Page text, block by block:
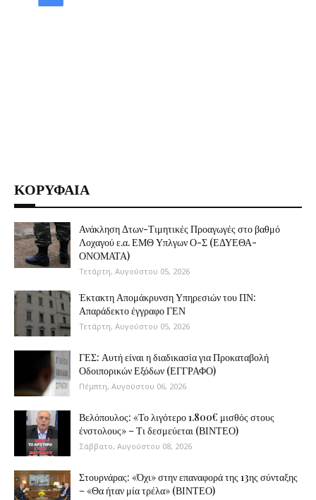
ΚΟΡΥΦΑΙΑ
Ανάκληση Δτων-Τιμητικές Προαγωγές στο βαθμό
Λοχαγού ε.α. ΕΜΘ Υπλγων Ο-Σ (ΕΔΥΕΘΑ-
ΟΝΟΜΑΤΑ)
Τετάρτη, Αυγούστου 05, 2026
Έκτακτη Απομάκρυνση Υπηρεσιών του ΠΝ:
Απαράδεκτο έγγραφο ΓΕΝ
Τετάρτη, Αυγούστου 05, 2026
ΓΕΣ: Αυτή είναι η διαδικασία για Προκαταβολή
Οδοιπορικών Εξόδων (ΕΓΓΡΑΦΟ)
Πέμπτη, Αυγούστου 06, 2026
Βελόπουλος: «Το λιγότερο 1.800€ μισθός στους
ένστολους» – Τι δεσμεύεται (ΒΙΝΤΕΟ)
Σάββατο, Αυγούστου 08, 2026
Στουρνάρας: «Όχι» στην επαναφορά της 13ης σύνταξης
– «Θα ήταν μία τρέλα» (ΒΙΝΤΕΟ)